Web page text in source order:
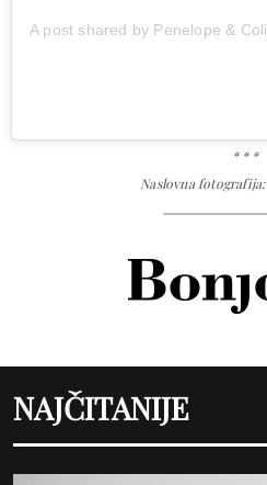
* * *
Naslovna fotografija:
NAJČITANIJE